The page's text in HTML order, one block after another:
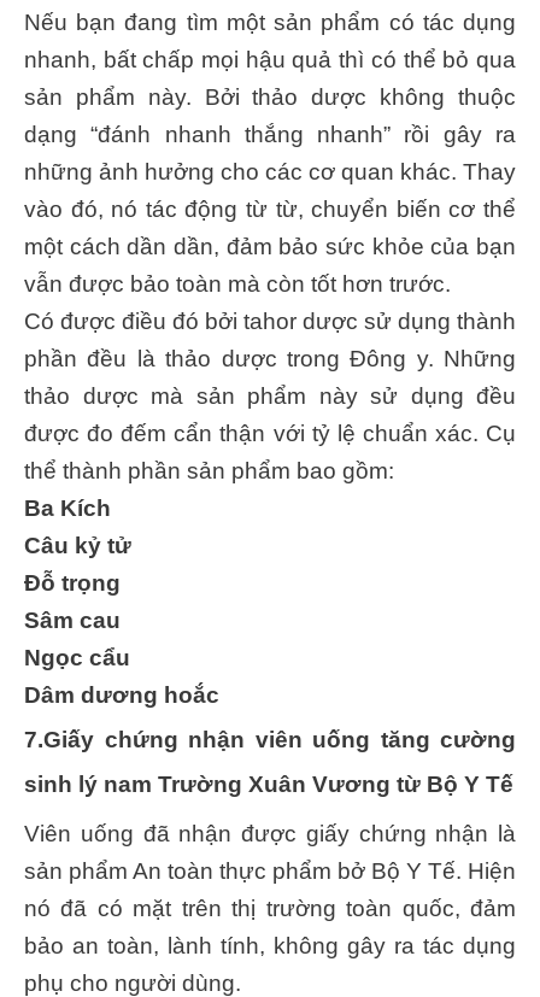
Nếu bạn đang tìm một sản phẩm có tác dụng
nhanh, bất chấp mọi hậu quả thì có thể bỏ qua
sản phẩm này. Bởi thảo dược không thuộc
dạng “đánh nhanh thắng nhanh” rồi gây ra
những ảnh hưởng cho các cơ quan khác. Thay
vào đó, nó tác động từ từ, chuyển biến cơ thể
một cách dần dần, đảm bảo sức khỏe của bạn
vẫn được bảo toàn mà còn tốt hơn trước.
Có được điều đó bởi tahor dược sử dụng thành
phần đều là thảo dược trong Đông y. Những
thảo dược mà sản phẩm này sử dụng đều
được đo đếm cẩn thận với tỷ lệ chuẩn xác. Cụ
thể thành phần sản phẩm bao gồm:
Ba Kích
Câu kỷ tử
Đỗ trọng
Sâm cau
Ngọc cẩu
Dâm dương hoắc
7.Giấy chứng nhận viên uống tăng cường
sinh lý nam Trường Xuân Vương từ Bộ Y Tế
Viên uống đã nhận được giấy chứng nhận là
sản phẩm An toàn thực phẩm bở Bộ Y Tế. Hiện
nó đã có mặt trên thị trường toàn quốc, đảm
bảo an toàn, lành tính, không gây ra tác dụng
phụ cho người dùng.